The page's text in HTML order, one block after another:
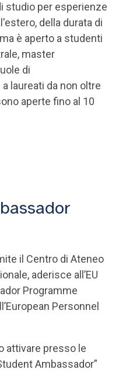
è aperto a studenti
master
di
laureati da non oltre
aperte fino al 10
il Centro di Ateneo
Programme
Personnel
attivare presso le
opportunità di
dell’Unione Europea.